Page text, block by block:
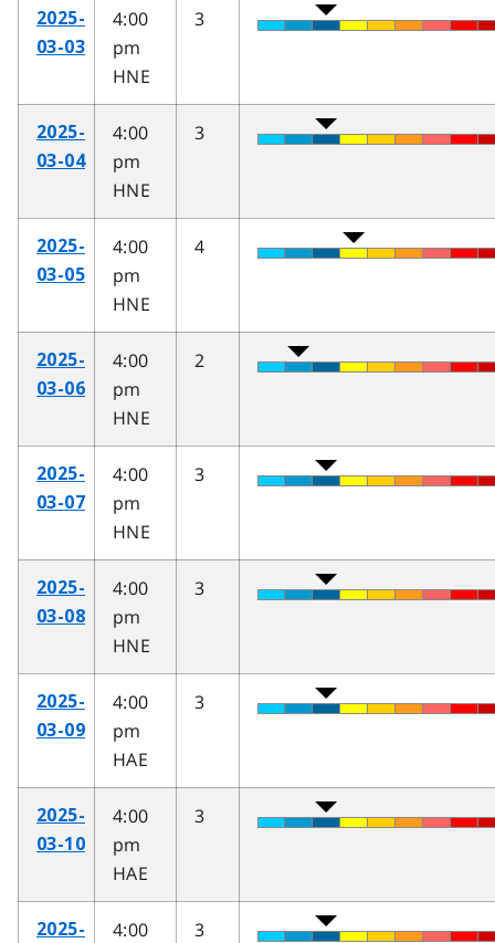
2025-
03-03
4:00
pm
HNE
3
2025-
03-04
4:00
pm
HNE
3
2025-
03-05
4:00
pm
HNE
4
2025-
03-06
4:00
pm
HNE
2
2025-
03-07
4:00
pm
HNE
3
2025-
03-08
4:00
pm
HNE
3
2025-
03-09
4:00
pm
HAE
3
2025-
03-10
4:00
pm
HAE
3
2025-
4:00
3